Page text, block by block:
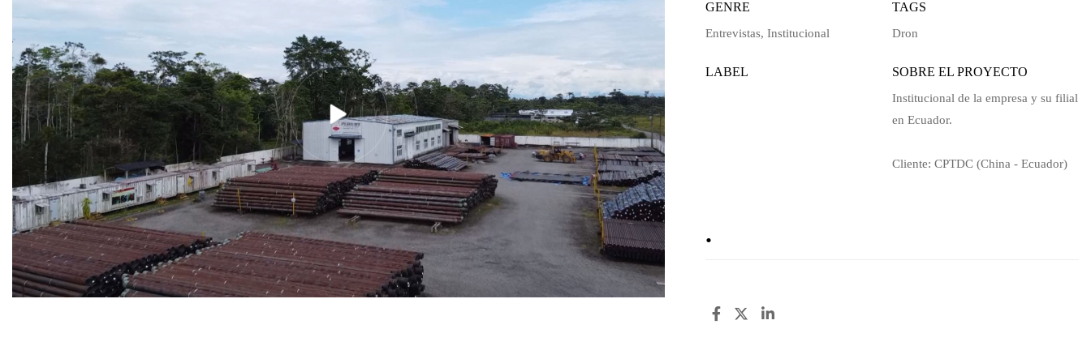
GENRE
Entrevistas,Institucional
TAGS
Dron
LABEL SOBRE EL PROYECTO
Institucional de la empresa y su filial
en Ecuador.
Cliente: CPTDC (China - Ecuador)
.